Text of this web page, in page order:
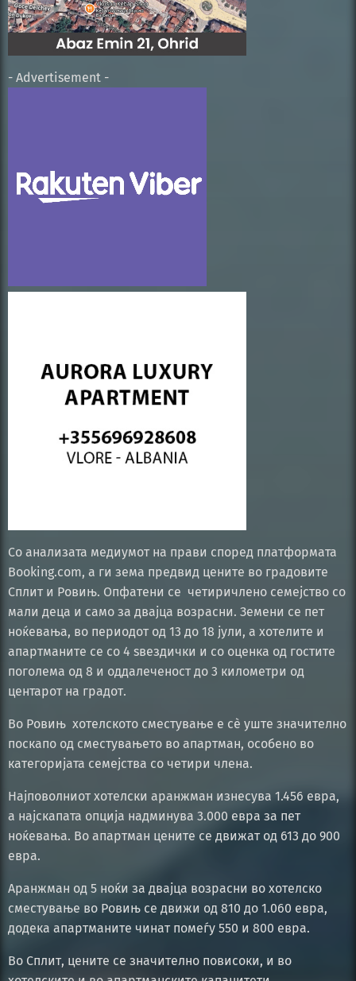
- Advertisement -
Со анализата медиумот на прави според платформата
Booking.com, а ги зема предвид цените во градовите
Сплит и Ровињ. Опфатени се четиричлено семејство со
мали деца и само за двајца возрасни. Земени се пет
ноќевања, во периодот од 13 до 18 јули, а хотелите и
апартманите се со 4 ѕвездички и со оценка од гостите
поголема од 8 и оддалеченост до 3 километри од
центарот на градот.
Во Ровињ хотелското сместување е сè уште значително
поскапо од сместувањето во апартман, особено во
категоријата семејства со четири члена.
Најповолниот хотелски аранжман изнесува 1.456 евра,
а најскапата опција надминува 3.000 евра за пет
ноќевања. Во апартман цените се движат од 613 до 900
евра.
Аранжман од 5 ноќи за двајца возрасни во хотелско
сместување во Ровињ се движи од 810 до 1.060 евра,
додека апартманите чинат помеѓу 550 и 800 евра.
Во Сплит, цените се значително повисоки, и во